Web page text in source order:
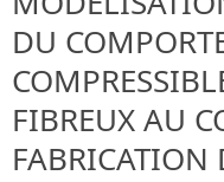
DU
FIBREUX AU
FABRICATION